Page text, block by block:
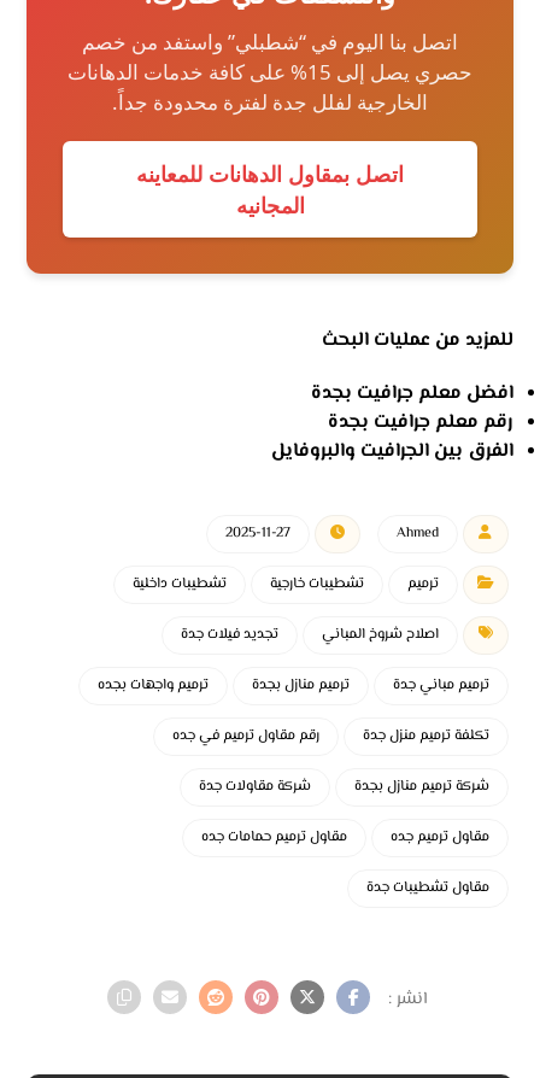
اتصل بنا اليوم في “شطبلي” واستفد من خصم
حصري يصل إلى 15% على كافة خدمات الدهانات
الخارجية لفلل جدة لفترة محدودة جداً.
اتصل بمقاول الدهانات للمعاينه
المجانيه
للمزيد من عمليات البحث
افضل معلم جرافيت بجدة
رقم معلم جرافيت بجدة
الفرق بين الجرافيت والبروفايل
Ahmed
2025-11-27
ترميم تشطيبات خارجية تشطيبات داخلية
اصلاح شروخ المباني تجديد فيلات جدة
ترميم مباني جدة ترميم منازل بجدة ترميم واجهات بجده
تكلفة ترميم منزل جدة رقم مقاول ترميم في جده
شركة ترميم منازل بجدة شركة مقاولات جدة
مقاول ترميم جده مقاول ترميم حمامات جده
مقاول تشطيبات جدة